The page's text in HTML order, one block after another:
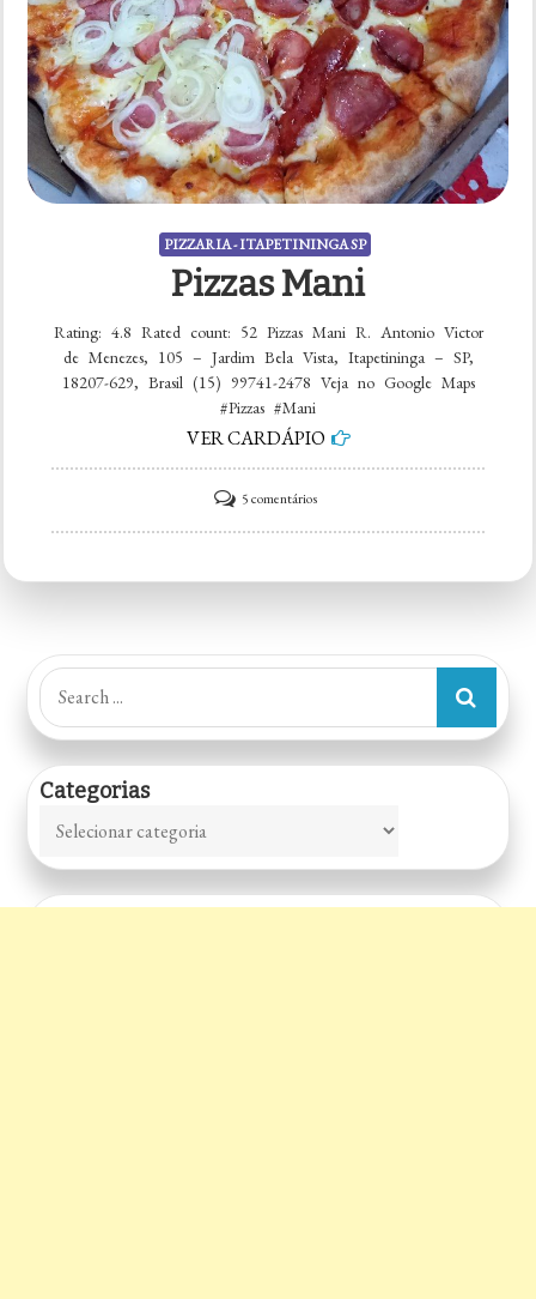
PIZZARIA - ITAPETININGA SP
Pizzas Mani
Rating: 4.8 Rated count: 52 Pizzas Mani R. Antonio Victor
de Menezes, 105 – Jardim Bela Vista, Itapetininga – SP,
18207-629, Brasil (15) 99741-2478 Veja no Google Maps
#Pizzas #Mani
VER CARDÁPIO
5 comentáriosem
Pizzas
Search
for:
Categorias
Categorias